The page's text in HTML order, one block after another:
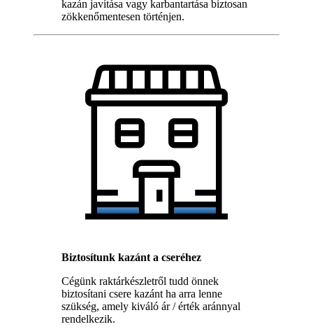
kazán javítása vagy karbantartása biztosan
zökkenőmentesen történjen.
Biztosítunk kazánt a cseréhez
Cégünk raktárkészletről tudd önnek
biztosítani csere kazánt ha arra lenne
szükség, amely kiváló ár / érték aránnyal
rendelkezik.